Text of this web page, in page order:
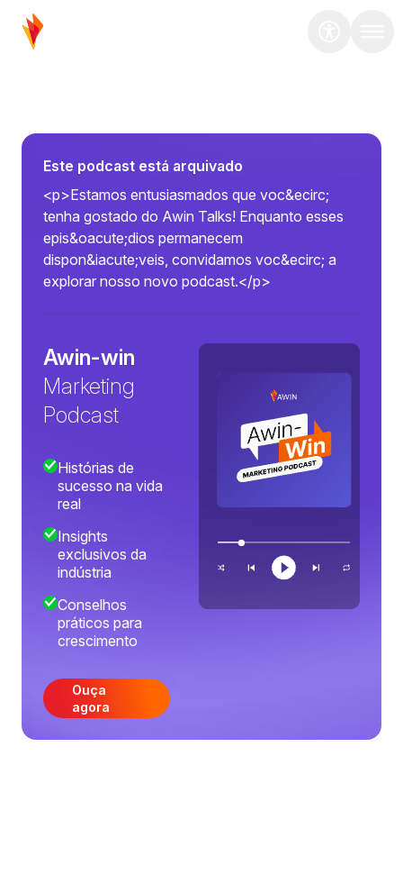
Este podcast está arquivado
<p>Estamos entusiasmados que voc&ecirc;
tenha gostado do Awin Talks! Enquanto esses
epis&oacute;dios permanecem
dispon&iacute;veis, convidamos voc&ecirc; a
explorar nosso novo podcast.</p>
Awin-win
Marketing
Podcast
Histórias de
sucesso na vida
real
Insights
exclusivos da
indústria
Conselhos
práticos para
crescimento
Ouça
agora